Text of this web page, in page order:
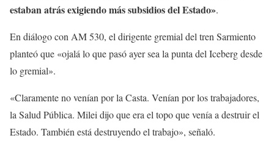
estaban atrás exigiendo más subsidios del Estado».
En diálogo con AM 530, el dirigente gremial del tren Sarmiento
planteó que «ojalá lo que pasó ayer sea la punta del Iceberg desde
lo gremial».
«Claramente no venían por la Casta. Venían por los trabajadores,
la Salud Pública. Milei dijo que era el topo que venía a destruir el
Estado. También está destruyendo el trabajo», señaló.